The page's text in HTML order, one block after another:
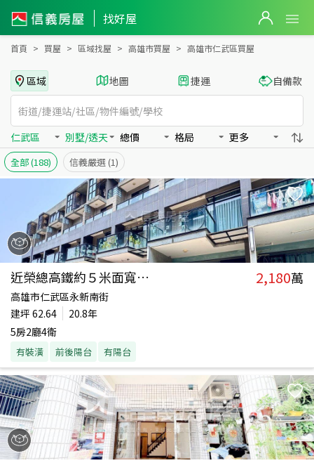
找好屋
高雄市仁武區買房：別墅/透天房屋物件出售、房價分析
首頁 買屋 區域找屋 高雄市買屋 高雄市仁武區買屋
區域 地圖 捷運 自備款
仁武區 別墅/透天 總價 格局 更多
全部(188) 信義嚴選 (1)
近榮總高鐵約５米面寬車墅 2,180萬
高雄市仁武區永新南街
建坪 62.64
20.8年
5房2廳4衛
有裝潢 前後陽台 有陽台